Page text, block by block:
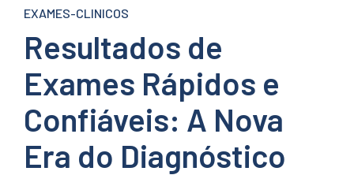
EXAMES-CLINICOS
Resultados de
Exames Rápidos e
Confiáveis: A Nova
Era do Diagnóstico